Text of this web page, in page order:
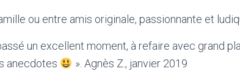
ou entre amis originale, passionnante et
un excellent moment, à refaire avec grand
anecdotes
». Agnès Z., janvier 2019